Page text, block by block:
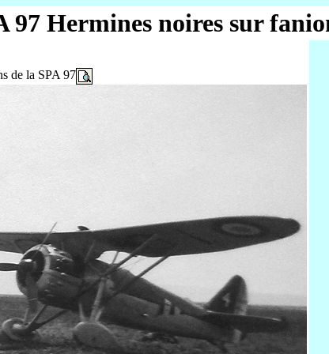
97 Hermines noires sur
de la SPA 97